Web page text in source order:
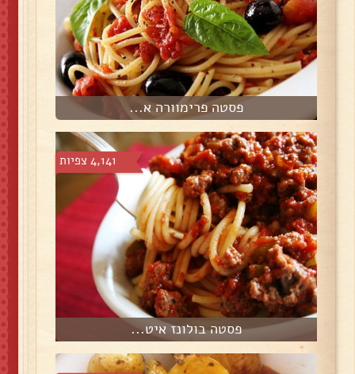
פסטה פרימוורה א...
4,141 צפיות
פסטה בולונז איט...